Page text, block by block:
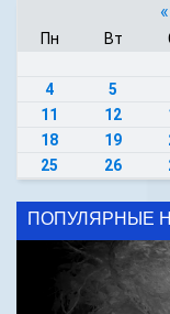
«
Пн Вт
4
5
11
12
18
19
25
26
ПОПУЛЯРНЫЕ